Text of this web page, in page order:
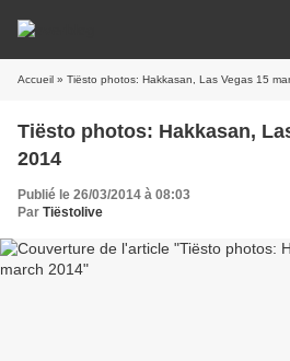
Accueil » Tiësto photos: Hakkasan, Las Vegas 15
Tiësto photos: Hakkasan,
2014
Publié le 26/03/2014 à 08:03
Par Tiëstolive